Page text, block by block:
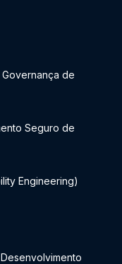
Governança de
Seguro de
Engineering)
Desenvolvimento